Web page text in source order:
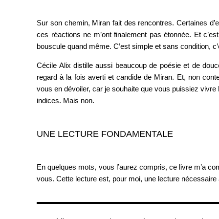
Sur son chemin, Miran fait des rencontres. Certaines
ces réactions ne m’ont finalement pas étonnée. Et
bouscule quand même. C’est simple et sans condition,
Cécile Alix distille aussi beaucoup de poésie et de
regard à la fois averti et candide de Miran. Et, non
vous en dévoiler, car je souhaite que vous puissiez
indices. Mais non.
UNE LECTURE FONDAMENTALE
En quelques mots, vous l’aurez compris, ce livre m’a
vous. Cette lecture est, pour moi, une lecture nécessaire